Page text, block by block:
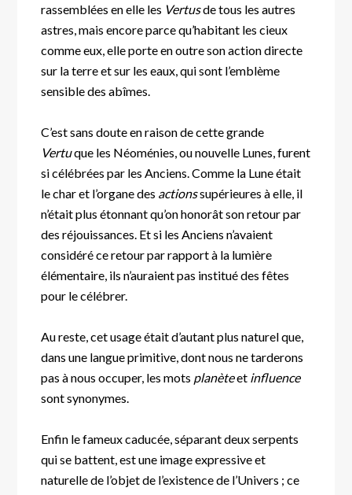
rassemblées en elle les Vertusde tous les autres
astres, mais encore parce qu’habitant les cieux
comme eux, elle porte en outre son action directe
sur la terre et sur les eaux, qui sont l’emblème
sensible des abîmes.
C’est sans doute en raison de cette grande
Vertuque les Néoménies, ou nouvelle Lunes, furent
si célébrées par les Anciens. Comme la Lune était
le char et l’organe des actionssupérieures à elle, il
n’était plus étonnant qu’on honorât son retour par
des réjouissances. Et si les Anciens n’avaient
considéré ce retour par rapport à la lumière
élémentaire, ils n’auraient pas institué des fêtes
pour le célébrer.
Au reste, cet usage était d’autant plus naturel que,
dans une langue primitive, dont nous ne tarderons
pas à nous occuper, les mots planèteet influence
sont synonymes.
Enfin le fameux caducée, séparant deux serpents
qui se battent, est une image expressive et
naturelle de l’objet de l’existence de l’Univers ; ce